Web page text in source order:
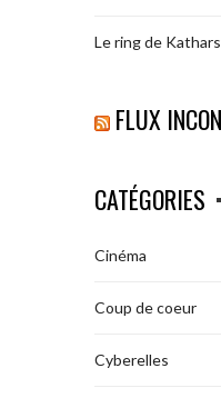
Le ring de
FLUX
CATÉGORIES
Cinéma
Coup de coeur
Cyberelles